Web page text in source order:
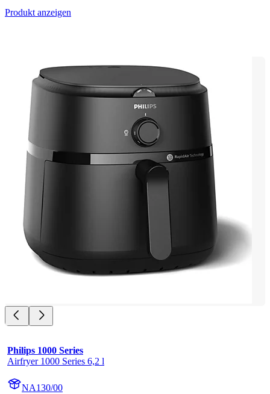
Produkt anzeigen
Philips 1000 Series
Airfryer 1000 Series 6,2 l
NA130/00